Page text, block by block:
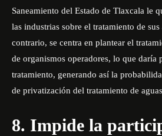
Saneamiento del Estado de Tlaxcala le
las industrias sobre el tratamiento de
contrario, se centra en plantear el
de organismos operadores, lo que daría
tratamiento, generando así la
de privatización del tratamiento de
8. Impide la